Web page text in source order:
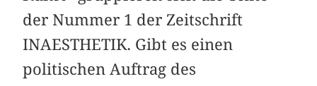
der Nummer 1 der Zeitschrift
INAESTHETIK. Gibt es einen
politischen Auftrag des